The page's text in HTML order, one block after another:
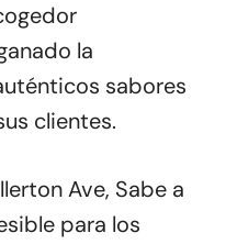
la
sabores
clientes.
Ave, Sabe a
para los